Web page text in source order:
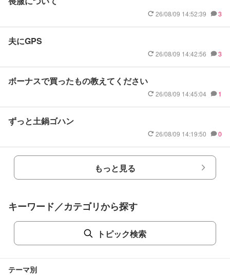
26/08/09 14:52:39 3
夫にGPS
26/08/09 14:42:56 3
ボーナスで買ったもの教えてください
26/08/09 14:45:04 1
ずっと土鍋ゴハン
26/08/09 14:19:50 0
もっと見る
キーワード／カテゴリから探す
トピック検索
テーマ別